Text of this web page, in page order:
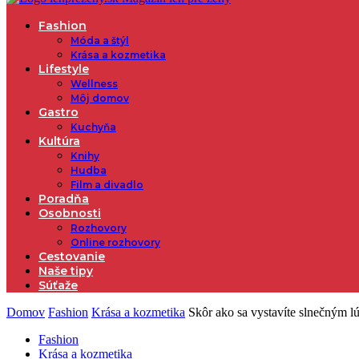
Fashion
Móda a štýl
Krása a kozmetika
Lifestyle
Wellness
Môj domov
Gastro
Kuchyňa
Kultúra
Knihy
Hudba
Film a divadlo
Poradňa
Osobnosti
Rozhovory
Online rozhovory
Cestovanie
Naše tipy
Súťaže
Domov Fashion Krása a kozmetika Skôr ako sa vystavíte slnečným
Fashion
Krása a kozmetika